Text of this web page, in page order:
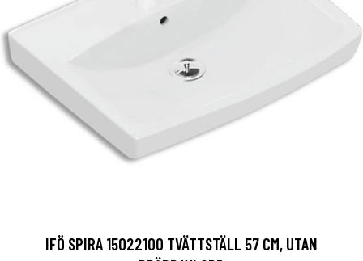
IFÖ SPIRA 15022100 TVÄTTSTÄLL 57 CM, UTAN